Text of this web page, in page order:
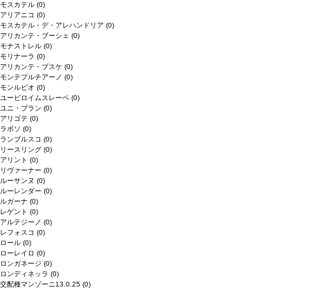
モスカテル (0)
アリアニコ (0)
モスカテル・デ・アレハンドリア (0)
アリカンテ・ブーシェ (0)
モナストレル (0)
モリナーラ (0)
アリカンテ・ブスケ (0)
モンテプルチアーノ (0)
モンルビオ (0)
ユービロイムスレーベ (0)
ユニ・ブラン (0)
アリゴテ (0)
ラボソ (0)
ランブルスコ (0)
リースリング (0)
アリント (0)
リヴァーナー (0)
ルーサンヌ (0)
ルーレンダー (0)
ルガーナ (0)
レゲント (0)
アルテジーノ (0)
レフォスコ (0)
ロール (0)
ローレイロ (0)
ロンガネージ (0)
ロンディネッラ (0)
交配種マンゾーニ13.0.25 (0)